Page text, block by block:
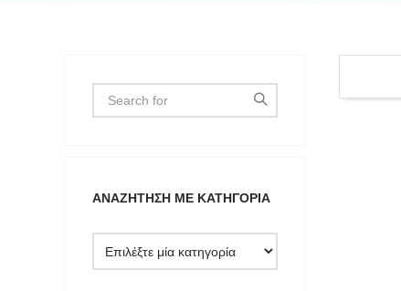
ΑΝΑΖΉΤΗΣΗ ΜΕ ΚΑΤΗΓΟΡΊΑ